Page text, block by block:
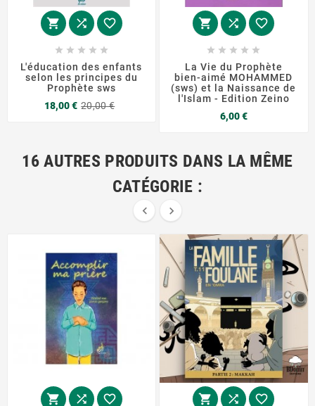
  
    
L'éducation des enfants
selon les principes du
Prophète sws
18,00 € 20,00 €
  
    
La Vie du Prophète
bien-aimé MOHAMMED
(sws) et la Naissance de
l'Islam - Edition Zeino
6,00 €Prix
16 AUTRES PRODUITS DANS LA MÊME
CATÉGORIE :
 
     